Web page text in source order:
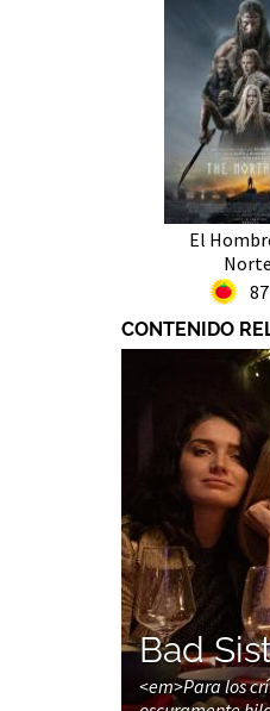
El
Norte
87
CONTENIDO
Bad
<em>Para los